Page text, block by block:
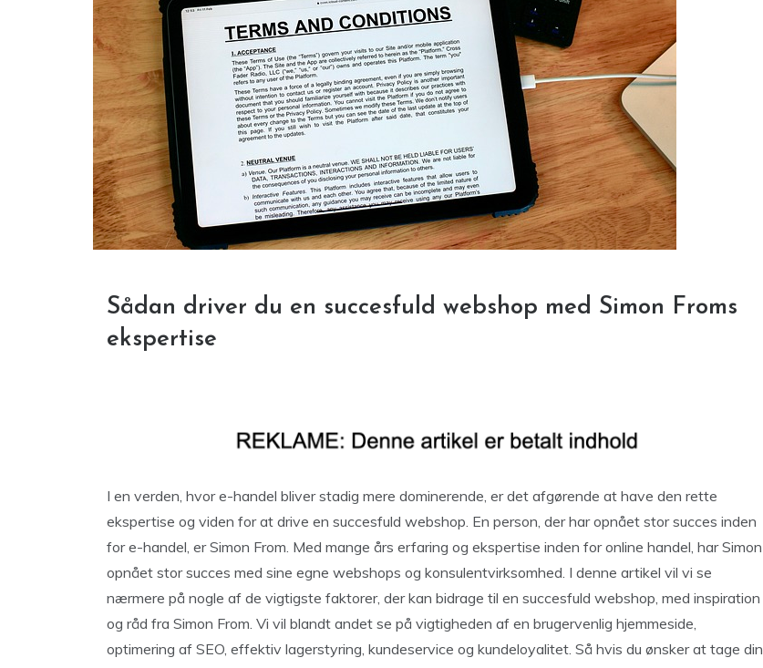
Sådan driver du en succesfuld webshop med Simon Froms
ekspertise
I en verden, hvor e-handel bliver stadig mere dominerende, er det afgørende at have den rette
ekspertise og viden for at drive en succesfuld webshop. En person, der har opnået stor succes inden
for e-handel, er Simon From. Med mange års erfaring og ekspertise inden for online handel, har Simon
opnået stor succes med sine egne webshops og konsulentvirksomhed. I denne artikel vil vi se
nærmere på nogle af de vigtigste faktorer, der kan bidrage til en succesfuld webshop, med inspiration
og råd fra Simon From. Vi vil blandt andet se på vigtigheden af en brugervenlig hjemmeside,
optimering af SEO, effektiv lagerstyring, kundeservice og kundeloyalitet. Så hvis du ønsker at tage din